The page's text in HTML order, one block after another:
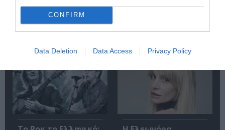
CONFIRM
Data Deletion Data Access Privacy Policy
Σχετικά Άρθρα